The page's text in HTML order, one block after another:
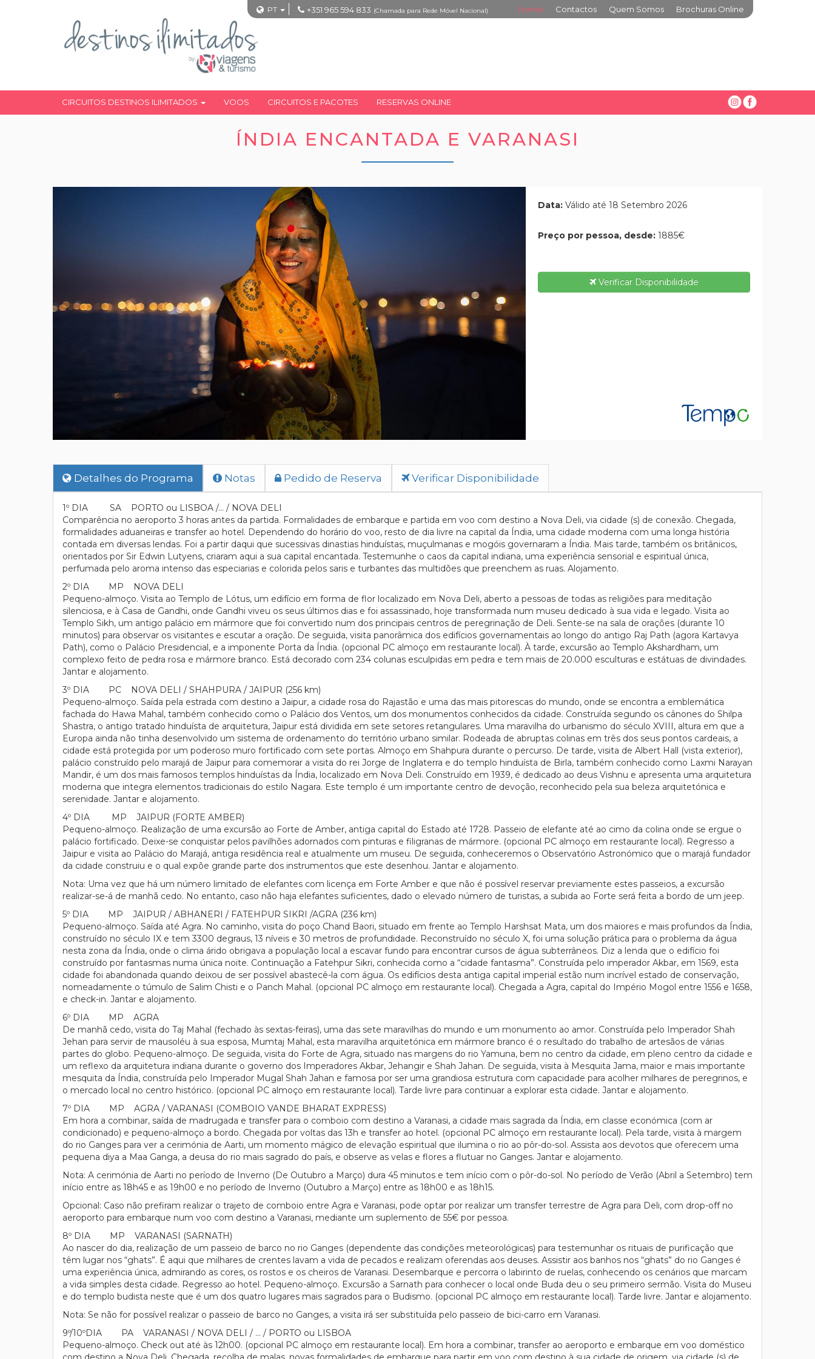
PT +351 965 594 833 (Chamada para Rede Móvel Nacional) Home Contactos Quem Somos Brochuras Online
CIRCUITOS DESTINOS ILIMITADOS VOOS CIRCUITOS E PACOTES RESERVAS ONLINE
ÍNDIA ENCANTADA E VARANASI
Data: Válido até 18 Setembro 2026
Preço por pessoa, desde: 1885€
Verificar Disponibilidade
Detalhes do Programa Notas Pedido de Reserva Verificar Disponibilidade
1º DIA SA PORTO ou LISBOA /… / NOVA DELI
Comparência no aeroporto 3 horas antes da partida. Formalidades de embarque e partida em voo com destino a Nova Deli, via cidade (s) de conexão. Chegada,
formalidades aduaneiras e transfer ao hotel. Dependendo do horário do voo, resto de dia livre na capital da Índia, uma cidade moderna com uma longa história
contada em diversas lendas. Foi a partir daqui que sucessivas dinastias hinduístas, muçulmanas e mogóis governaram a Índia. Mais tarde, também os britânicos,
orientados por Sir Edwin Lutyens, criaram aqui a sua capital encantada. Testemunhe o caos da capital indiana, uma experiência sensorial e espiritual única,
perfumada pelo aroma intenso das especiarias e colorida pelos saris e turbantes das multidões que preenchem as ruas. Alojamento.
2º DIA MP NOVA DELI
Pequeno-almoço. Visita ao Templo de Lótus, um edifício em forma de flor localizado em Nova Deli, aberto a pessoas de todas as religiões para meditação
silenciosa, e à Casa de Gandhi, onde Gandhi viveu os seus últimos dias e foi assassinado, hoje transformada num museu dedicado à sua vida e legado. Visita ao
Templo Sikh, um antigo palácio em mármore que foi convertido num dos principais centros de peregrinação de Deli. Sente-se na sala de orações (durante 10
minutos) para observar os visitantes e escutar a oração. De seguida, visita panorâmica dos edifícios governamentais ao longo do antigo Raj Path (agora Kartavya
Path), como o Palácio Presidencial, e a imponente Porta da Índia. (opcional PC almoço em restaurante local). À tarde, excursão ao Templo Akshardham, um
complexo feito de pedra rosa e mármore branco. Está decorado com 234 colunas esculpidas em pedra e tem mais de 20.000 esculturas e estátuas de divindades.
Jantar e alojamento.
3º DIA PC NOVA DELI / SHAHPURA / JAIPUR (256 km)
Pequeno-almoço. Saída pela estrada com destino a Jaipur, a cidade rosa do Rajastão e uma das mais pitorescas do mundo, onde se encontra a emblemática
fachada do Hawa Mahal, também conhecido como o Palácio dos Ventos, um dos monumentos conhecidos da cidade. Construída segundo os cânones do Shilpa
Shastra, o antigo tratado hinduísta de arquitetura, Jaipur está dividida em sete setores retangulares. Uma maravilha do urbanismo do século XVIII, altura em que a
Europa ainda não tinha desenvolvido um sistema de ordenamento do território urbano similar. Rodeada de abruptas colinas em três dos seus pontos cardeais, a
cidade está protegida por um poderoso muro fortificado com sete portas. Almoço em Shahpura durante o percurso. De tarde, visita de Albert Hall (vista exterior),
palácio construído pelo marajá de Jaipur para comemorar a visita do rei Jorge de Inglaterra e do templo hinduísta de Birla, também conhecido como Laxmi Narayan
Mandir, é um dos mais famosos templos hinduístas da Índia, localizado em Nova Deli. Construído em 1939, é dedicado ao deus Vishnu e apresenta uma arquitetura
moderna que integra elementos tradicionais do estilo Nagara. Este templo é um importante centro de devoção, reconhecido pela sua beleza arquitetónica e
serenidade. Jantar e alojamento.
4º DIA MP JAIPUR (FORTE AMBER)
Pequeno-almoço. Realização de uma excursão ao Forte de Amber, antiga capital do Estado até 1728. Passeio de elefante até ao cimo da colina onde se ergue o
palácio fortificado. Deixe-se conquistar pelos pavilhões adornados com pinturas e filigranas de mármore. (opcional PC almoço em restaurante local). Regresso a
Jaipur e visita ao Palácio do Marajá, antiga residência real e atualmente um museu. De seguida, conheceremos o Observatório Astronómico que o marajá fundador
da cidade construiu e o qual expõe grande parte dos instrumentos que este desenhou. Jantar e alojamento.
Nota: Uma vez que há um número limitado de elefantes com licença em Forte Amber e que não é possível reservar previamente estes passeios, a excursão
realizar-se-á de manhã cedo. No entanto, caso não haja elefantes suficientes, dado o elevado número de turistas, a subida ao Forte será feita a bordo de um jeep.
5º DIA MP JAIPUR / ABHANERI / FATEHPUR SIKRI /AGRA (236 km)
Pequeno-almoço. Saída até Agra. No caminho, visita do poço Chand Baori, situado em frente ao Templo Harshsat Mata, um dos maiores e mais profundos da Índia,
construído no século IX e tem 3300 degraus, 13 níveis e 30 metros de profundidade. Reconstruído no século X, foi uma solução prática para o problema da água
nesta zona da Índia, onde o clima árido obrigava a população local a escavar fundo para encontrar cursos de água subterrâneos. Diz a lenda que o edifício foi
construído por fantasmas numa única noite. Continuação a Fatehpur Sikri, conhecida como a “cidade fantasma”. Construída pelo imperador Akbar, em 1569, esta
cidade foi abandonada quando deixou de ser possível abastecê-la com água. Os edifícios desta antiga capital imperial estão num incrível estado de conservação,
nomeadamente o túmulo de Salim Chisti e o Panch Mahal. (opcional PC almoço em restaurante local). Chegada a Agra, capital do Império Mogol entre 1556 e 1658,
e check-in. Jantar e alojamento.
6º DIA MP AGRA
De manhã cedo, visita do Taj Mahal (fechado às sextas-feiras), uma das sete maravilhas do mundo e um monumento ao amor. Construída pelo Imperador Shah
Jehan para servir de mausoléu à sua esposa, Mumtaj Mahal, esta maravilha arquitetónica em mármore branco é o resultado do trabalho de artesãos de várias
partes do globo. Pequeno-almoço. De seguida, visita do Forte de Agra, situado nas margens do rio Yamuna, bem no centro da cidade, em pleno centro da cidade e
um reflexo da arquitetura indiana durante o governo dos Imperadores Akbar, Jehangir e Shah Jahan. De seguida, visita à Mesquita Jama, maior e mais importante
mesquita da Índia, construída pelo Imperador Mugal Shah Jahan e famosa por ser uma grandiosa estrutura com capacidade para acolher milhares de peregrinos, e
o mercado local no centro histórico. (opcional PC almoço em restaurante local). Tarde livre para continuar a explorar esta cidade. Jantar e alojamento.
7º DIA MP AGRA / VARANASI (COMBOIO VANDE BHARAT EXPRESS)
Em hora a combinar, saída de madrugada e transfer para o comboio com destino a Varanasi, a cidade mais sagrada da Índia, em classe económica (com ar
condicionado) e pequeno-almoço a bordo. Chegada por voltas das 13h e transfer ao hotel. (opcional PC almoço em restaurante local). Pela tarde, visita à margem
do rio Ganges para ver a cerimónia de Aarti, um momento mágico de elevação espiritual que ilumina o rio ao pôr-do-sol. Assista aos devotos que oferecem uma
pequena diya a Maa Ganga, a deusa do rio mais sagrado do país, e observe as velas e flores a flutuar no Ganges. Jantar e alojamento.
Nota: A cerimónia de Aarti no período de Inverno (De Outubro a Março) dura 45 minutos e tem início com o pôr-do-sol. No período de Verão (Abril a Setembro) tem
início entre as 18h45 e as 19h00 e no período de Inverno (Outubro a Março) entre as 18h00 e as 18h15.
Opcional: Caso não prefiram realizar o trajeto de comboio entre Agra e Varanasi, pode optar por realizar um transfer terrestre de Agra para Deli, com drop-off no
aeroporto para embarque num voo com destino a Varanasi, mediante um suplemento de 55€ por pessoa.
8º DIA MP VARANASI (SARNATH)
Ao nascer do dia, realização de um passeio de barco no rio Ganges (dependente das condições meteorológicas) para testemunhar os rituais de purificação que
têm lugar nos “ghats”. É aqui que milhares de crentes lavam a vida de pecados e realizam oferendas aos deuses. Assistir aos banhos nos “ghats” do rio Ganges é
uma experiência única, admirando as cores, os rostos e os cheiros de Varanasi. Desembarque e percorra o labirinto de ruelas, conhecendo os cenários que marcam
a vida simples desta cidade. Regresso ao hotel. Pequeno-almoço. Excursão a Sarnath para conhecer o local onde Buda deu o seu primeiro sermão. Visita do Museu
e do templo budista neste que é um dos quatro lugares mais sagrados para o Budismo. (opcional PC almoço em restaurante local). Tarde livre. Jantar e alojamento.
Nota: Se não for possível realizar o passeio de barco no Ganges, a visita irá ser substituída pelo passeio de bici-carro em Varanasi.
9º/10ºDIA PA VARANASI / NOVA DELI / … / PORTO ou LISBOA
Pequeno-almoço. Check out até às 12h00. (opcional PC almoço em restaurante local). Em hora a combinar, transfer ao aeroporto e embarque em voo doméstico